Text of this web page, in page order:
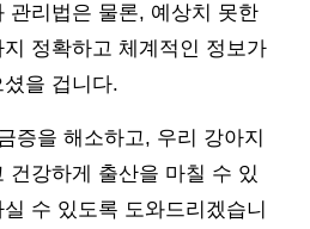
관리법은 물론, 예상치 못한
정확하고 체계적인 정보가
을 겁니다.
증을 해소하고, 우리 강아지
건강하게 출산을 마칠 수 있
수 있도록 도와드리겠습니